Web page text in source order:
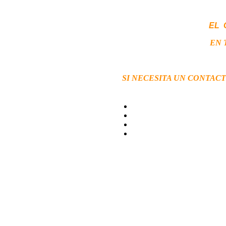
EL
EN
SI NECESITA UN